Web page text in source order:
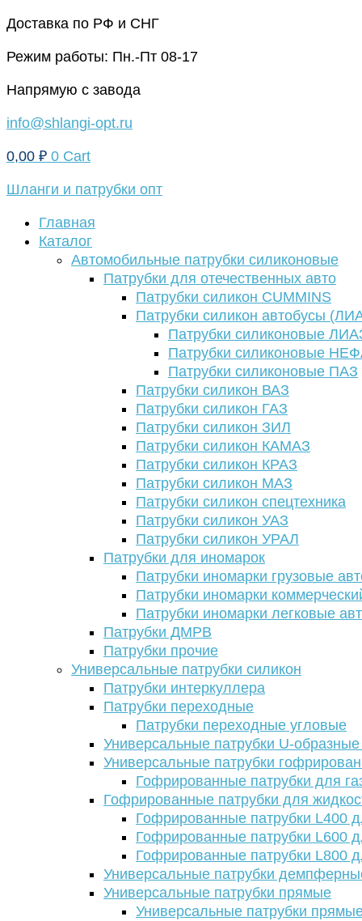
Перейти
содержимому
Доставка по РФ и СНГ
Режим работы: Пн.-Пт 08-17
Напрямую с завода
info@shlangi-opt.ru
0,00 ₽ 0 Cart
Шланги и патрубки опт
Главная
Каталог
Автомобильные патрубки силиконовые
Патрубки для отечественных авто
Патрубки силикон CUMMINS
Патрубки силикон автобусы
Патрубки силиконовые
Патрубки силиконовые
Патрубки силиконовые ПАЗ
Патрубки силикон ВАЗ
Патрубки силикон ГАЗ
Патрубки силикон ЗИЛ
Патрубки силикон КАМАЗ
Патрубки силикон КРАЗ
Патрубки силикон МАЗ
Патрубки силикон спецтехника
Патрубки силикон УАЗ
Патрубки силикон УРАЛ
Патрубки для иномарок
Патрубки иномарки грузовые
Патрубки иномарки
Патрубки иномарки легковые
Патрубки ДМРВ
Патрубки прочие
Универсальные патрубки силикон
Патрубки интеркуллера
Патрубки переходные
Патрубки переходные угловые
Универсальные патрубки U-
Универсальные патрубки
Гофрированные патрубки для
Гофрированные патрубки для
Гофрированные патрубки L400
Гофрированные патрубки L600
Гофрированные патрубки L800
Универсальные патрубки
Универсальные патрубки прямые
Универсальные патрубки